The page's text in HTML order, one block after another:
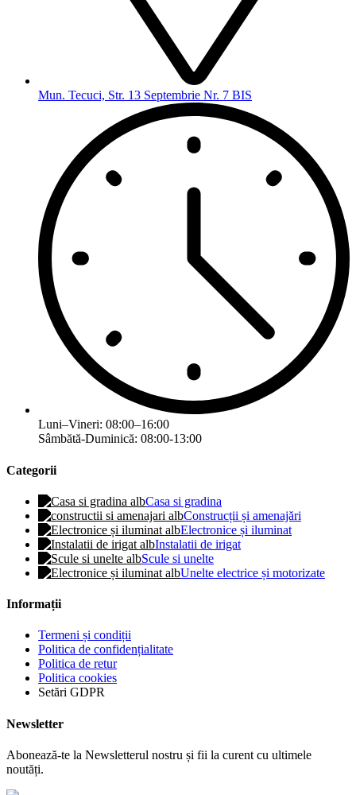
Mun. Tecuci, Str. 13 Septembrie Nr. 7 BIS
Luni–Vineri: 08:00–16:00
Sâmbătă-Duminică: 08:00-13:00
Categorii
Casa si gradina
Construcții și amenajări
Electronice și iluminat
Instalatii de irigat
Scule si unelte
Unelte electrice și motorizate
Informații
Termeni și condiții
Politica de confidențialitate
Politica de retur
Politica cookies
Setări GDPR
Newsletter
Abonează-te la Newsletterul nostru și fii la curent cu ultimele
noutăți.